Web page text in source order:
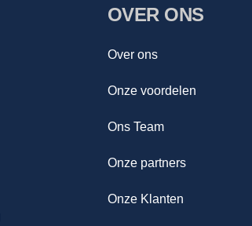
OVER ONS
Over ons
Onze voordelen
Ons Team
Onze partners
Onze Klanten